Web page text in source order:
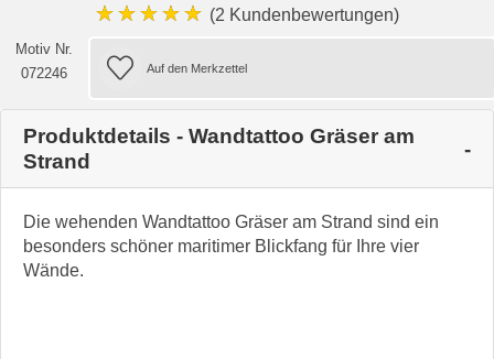
★★★★★ (2 Kundenbewertungen)
Motiv Nr.
072246
Produktdetails - Wandtattoo Gräser am
Strand
Die wehenden Wandtattoo Gräser am Strand sind ein
besonders schöner maritimer Blickfang für Ihre vier
Wände.